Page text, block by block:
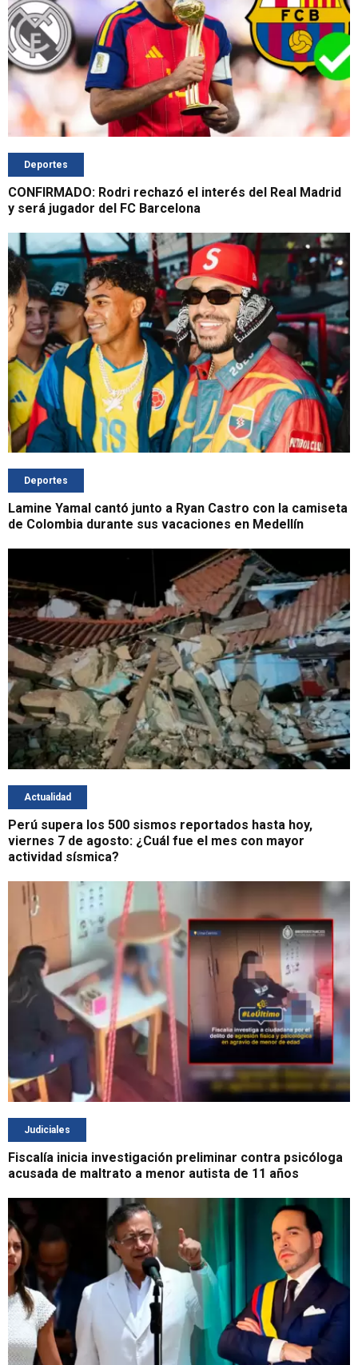
Deportes
CONFIRMADO: Rodri rechazó el interés del Real Madrid
y será jugador del FC Barcelona
Deportes
Lamine Yamal cantó junto a Ryan Castro con la camiseta
de Colombia durante sus vacaciones en Medellín
Actualidad
Perú supera los 500 sismos reportados hasta hoy,
viernes 7 de agosto: ¿Cuál fue el mes con mayor
actividad sísmica?
Judiciales
Fiscalía inicia investigación preliminar contra psicóloga
acusada de maltrato a menor autista de 11 años